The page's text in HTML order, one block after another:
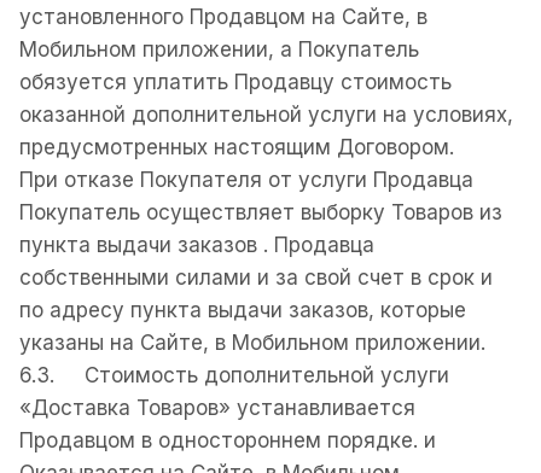
установленного Продавцом на Сайте, в
Мобильном приложении, а Покупатель
обязуется уплатить Продавцу стоимость
оказанной дополнительной услуги на условиях,
предусмотренных настоящим Договором.
При отказе Покупателя от услуги Продавца
Покупатель осуществляет выборку Товаров из
пункта выдачи заказов . Продавца
собственными силами и за свой счет в срок и
по адресу пункта выдачи заказов, которые
указаны на Сайте, в Мобильном приложении.
6.3. Стоимость дополнительной услуги
«Доставка Товаров» устанавливается
Продавцом в одностороннем порядке. и